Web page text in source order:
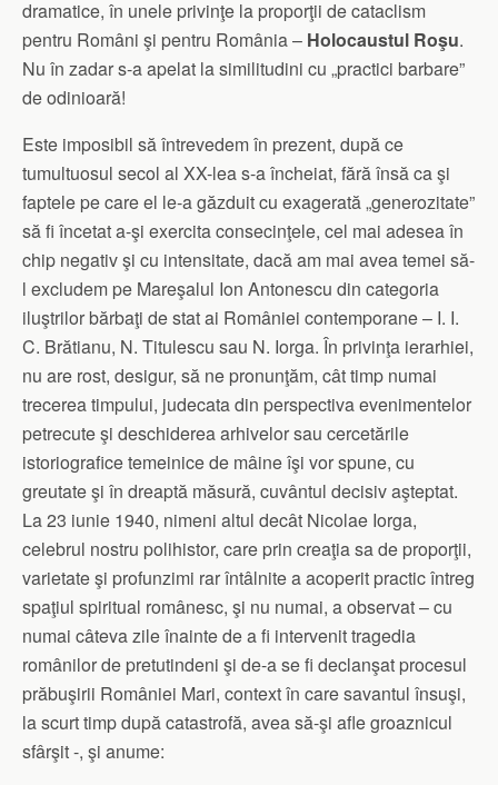
dramatice, în unele privinţe la proporţii de cataclism
pentru Români şi pentru România – Holocaustul Roşu.
Nu în zadar s-a apelat la similitudini cu „practici barbare”
de odinioară!
Este imposibil să întrevedem în prezent, după ce
tumultuosul secol al XX-lea s-a încheiat, fără însă ca şi
faptele pe care el le-a găzduit cu exagerată „generozitate”
să fi încetat a-şi exercita consecinţele, cel mai adesea în
chip negativ şi cu intensitate, dacă am mai avea temei să-
l excludem pe Mareşalul Ion Antonescu din categoria
iluştrilor bărbaţi de stat ai României contemporane – I. I.
C. Brătianu, N. Titulescu sau N. Iorga. În privinţa ierarhiei,
nu are rost, desigur, să ne pronunţăm, cât timp numai
trecerea timpului, judecata din perspectiva evenimentelor
petrecute şi deschiderea arhivelor sau cercetările
istoriografice temeinice de mâine îşi vor spune, cu
greutate şi în dreaptă măsură, cuvântul decisiv aşteptat.
La 23 iunie 1940, nimeni altul decât Nicolae Iorga,
celebrul nostru polihistor, care prin creaţia sa de proporţii,
varietate şi profunzimi rar întâlnite a acoperit practic întreg
spaţiul spiritual românesc, şi nu numai, a observat – cu
numai câteva zile înainte de a fi intervenit tragedia
românilor de pretutindeni şi de-a se fi declanşat procesul
prăbuşirii României Mari, context în care savantul însuşi,
la scurt timp după catastrofă, avea să-şi afle groaznicul
sfârşit -, şi anume: